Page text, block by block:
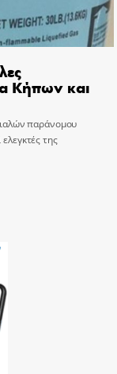
Κήπων και
παράνομου
της